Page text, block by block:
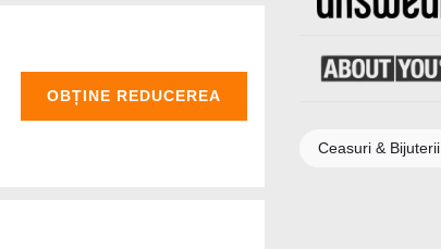
OBȚINE REDUCEREA
Ceasuri & Bijuterii